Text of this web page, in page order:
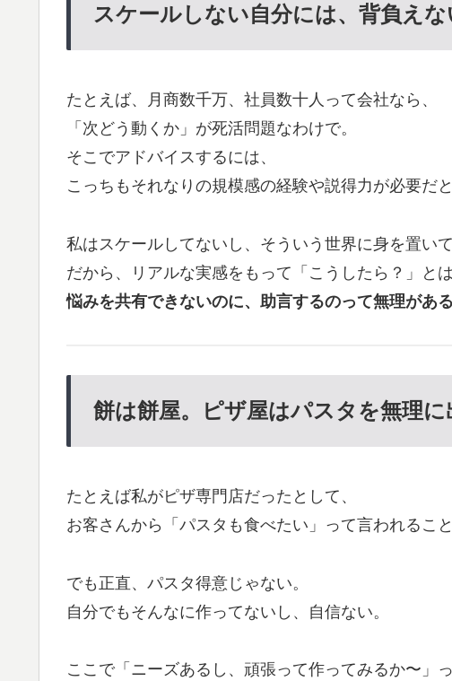
スケールしない自分には、背負え
たとえば、月商数千万、社員数十人って会社なら、
「次どう動くか」が死活問題なわけで。
そこでアドバイスするには、
こっちもそれなりの規模感の経験や説得力が必要だ
私はスケールしてないし、そういう世界に身を置いて
だから、リアルな実感をもって「こうしたら？」とは
悩みを共有できないのに、助言するのって無理があ
餅は餅屋。ピザ屋はパスタを無理に
たとえば私がピザ専門店だったとして、
お客さんから「パスタも食べたい」って言われるこ
でも正直、パスタ得意じゃない。
自分でもそんなに作ってないし、自信ない。
ここで「ニーズあるし、頑張って作ってみるか〜」